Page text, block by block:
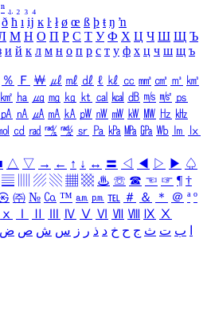
ⁿ ₁ ₂ ₃ ₄
ð ħ ı ĳ ĸ ŀ ł ø œ ß þ ŧ ŋ ŉ
М Н О П Р С Т У Ф Х Ц Ч Ш Щ Ъ
и й к л м н о п р с т у ф х ц ч ш щ ъ
％ Ｆ ￦ ㎕ ㎖ ㎗ ℓ ㎘ ㏄ ㎣ ㎤ ㎥ ㎦
㎢ ㏊ ㎍ ㎎ ㎏ ㏏ ㎈ ㎉ ㏈ ㎧ ㎨ ㎰
㎀ ㎁ ㎂ ㎃ ㎄ ㎺ ㎻ ㎽ ㎾ ㎿ ㎐ ㎑
㏅ ㎭ ㎮ ㎯ ㏛ ㎩ ㎪ ㎫ ㎬ ㏝ ㏐
㏓
△ ▽ → ← ↑ ↓ ↔ 〓 ◁ ◀ ▷ ▶ ♤
▤ ▨ ▧ ▦ ▩ ♨ ☏ ☎ ☜ ☞ ¶ †
㈜ № ㏇ ™ ㏂ ㏘ ℡ ＃ ＆ ＊ ＠ ª º
ⅹ Ⅳ Ⅴ Ⅵ Ⅶ Ⅷ Ⅸ Ⅹ
ب ت ث ج ح خ د ذ ر ز س ش ص ض